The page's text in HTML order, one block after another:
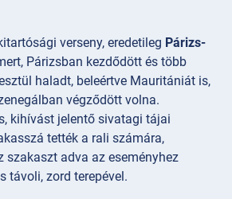
verseny, eredetileg Párizs-
Párizsban kezdődött és több
haladt, beleértve Mauritániát is,
végződött volna.
kihívást jelentő sivatagi tájai
tették a rali számára,
szakaszt adva az eseményhez
távoli, zord terepével.